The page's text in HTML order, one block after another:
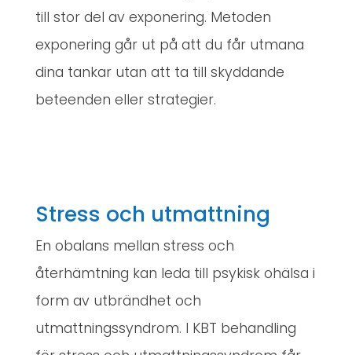
till stor del av exponering. Metoden
exponering går ut på att du får utmana
dina tankar utan att ta till skyddande
beteenden eller strategier.
Stress och utmattning
En obalans mellan stress och
återhämtning kan leda till psykisk ohälsa i
form av utbrändhet och
utmattningssyndrom. I KBT behandling